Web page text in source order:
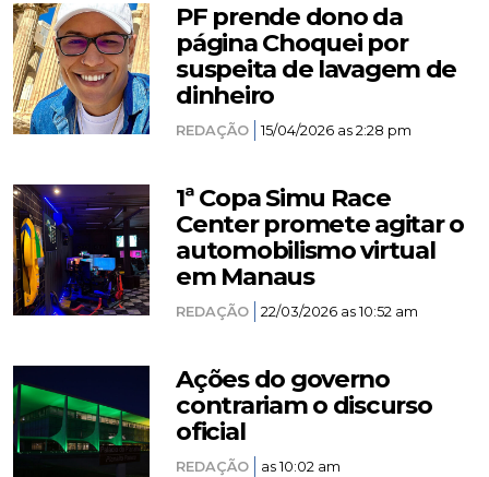
PF prende dono da
página Choquei por
suspeita de lavagem de
dinheiro
REDAÇÃO 15/04/2026 as 2:28 pm
1ª Copa Simu Race
Center promete agitar o
automobilismo virtual
em Manaus
REDAÇÃO 22/03/2026 as 10:52 am
Ações do governo
contrariam o discurso
oficial
REDAÇÃO as 10:02 am